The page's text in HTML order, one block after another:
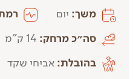
משך: יום
סה״כ מרחק:
בהובלת: אביחי שקד